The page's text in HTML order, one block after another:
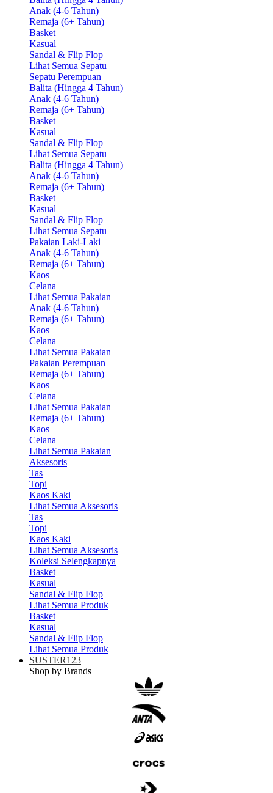
Anak (4-6 Tahun)
Remaja (6+ Tahun)
Basket
Kasual
Sandal & Flip Flop
Lihat Semua Sepatu
Sepatu Perempuan
Balita (Hingga 4 Tahun)
Anak (4-6 Tahun)
Remaja (6+ Tahun)
Basket
Kasual
Sandal & Flip Flop
Lihat Semua Sepatu
Balita (Hingga 4 Tahun)
Anak (4-6 Tahun)
Remaja (6+ Tahun)
Basket
Kasual
Sandal & Flip Flop
Lihat Semua Sepatu
Pakaian Laki-Laki
Anak (4-6 Tahun)
Remaja (6+ Tahun)
Kaos
Celana
Lihat Semua Pakaian
Anak (4-6 Tahun)
Remaja (6+ Tahun)
Kaos
Celana
Lihat Semua Pakaian
Pakaian Perempuan
Remaja (6+ Tahun)
Kaos
Celana
Lihat Semua Pakaian
Remaja (6+ Tahun)
Kaos
Celana
Lihat Semua Pakaian
Aksesoris
Tas
Topi
Kaos Kaki
Lihat Semua Aksesoris
Tas
Topi
Kaos Kaki
Lihat Semua Aksesoris
Koleksi Selengkapnya
Basket
Kasual
Sandal & Flip Flop
Lihat Semua Produk
Basket
Kasual
Sandal & Flip Flop
Lihat Semua Produk
SUSTER123
Shop by Brands